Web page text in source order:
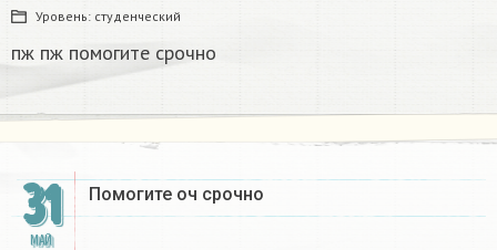
Уровень: студенческий
пж пж помогите срочно​
31
МАЙ
Помогите оч срочно​